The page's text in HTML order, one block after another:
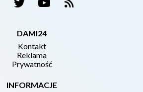
DAMI24
Kontakt
Reklama
Prywatność
INFORMACJE